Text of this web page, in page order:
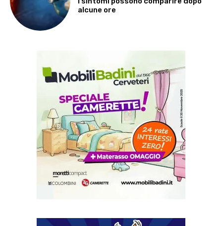
alcune ore